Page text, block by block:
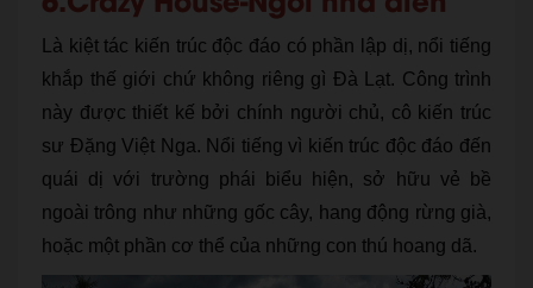
Là kiệt tác kiến trúc độc đáo có phần lập dị, nổi tiếng
khắp thế giới chứ không riêng gì Đà Lạt. Công trình
này được thiết kế bởi chính người chủ, cô kiến trúc
sư Đặng Việt Nga. Nổi tiếng vì kiến trúc độc đáo đến
quái dị với trường phái biểu hiện, sở hữu vẻ bề
ngoài trông như những gốc cây, hang động rừng già,
hoặc một phần cơ thể của những con thú hoang dã.